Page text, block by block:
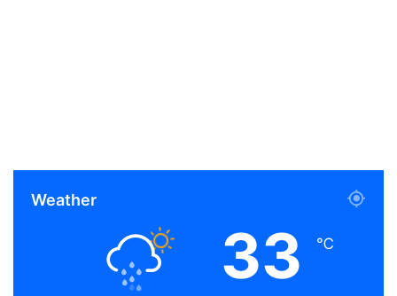
Weather
33 ℃